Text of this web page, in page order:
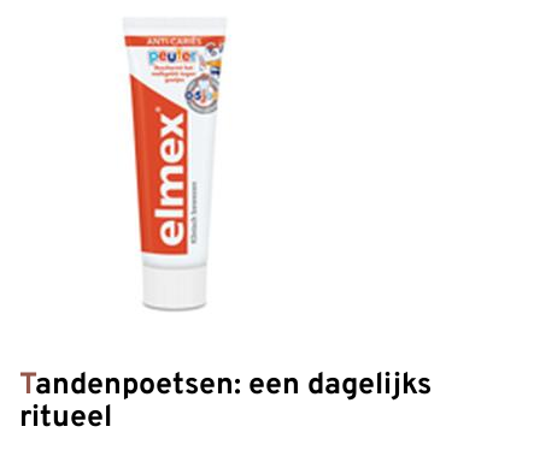
Tandenpoetsen: een dagelijks
ritueel